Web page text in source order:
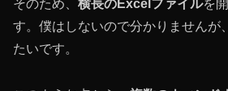
そのため、 横長のExcelファイルを
す。僕はしないので分かりませんが、
たいです。